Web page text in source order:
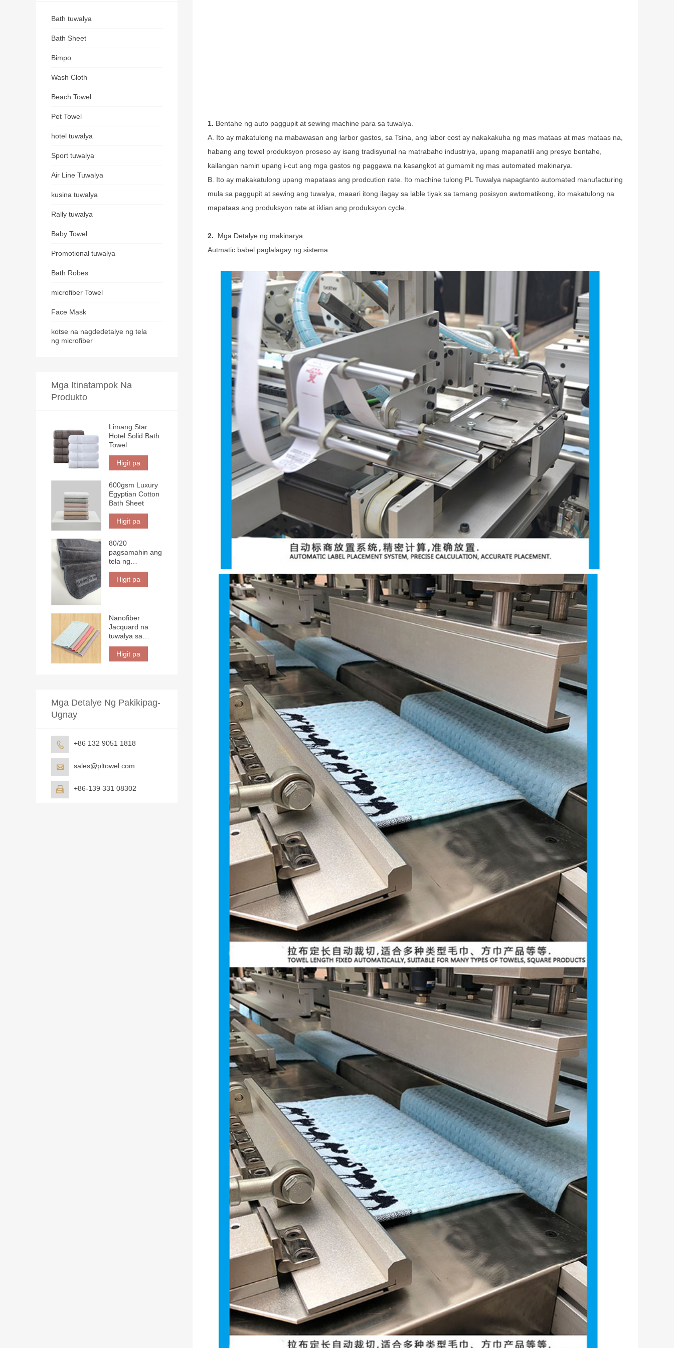
1. Bentahe ng auto paggupit at sewing machine para sa tuwalya.
A. Ito ay makatulong na mabawasan ang larbor gastos, sa Tsina, ang labor cost ay nakakakuha ng mas mataas at mas mataas na,
habang ang towel produksyon proseso ay isang tradisyunal na matrabaho industriya, upang mapanatili ang presyo bentahe,
kailangan namin upang i-cut ang mga gastos ng paggawa na kasangkot at gumamit ng mas automated makinarya.
B. Ito ay makakatulong upang mapataas ang prodcution rate. Ito machine tulong PL Tuwalya napagtanto automated manufacturing
mula sa paggupit at sewing ang tuwalya, maaari itong ilagay sa lable tiyak sa tamang posisyon awtomatikong, ito makatulong na
mapataas ang produksyon rate at iklian ang produksyon cycle.
2.
Mga Detalye ng makinarya
Autmatic babel paglalagay ng sistema
Bath tuwalya
Bath Sheet
Bimpo
Wash Cloth
Beach Towel
Pet Towel
hotel tuwalya
Sport tuwalya
Air Line Tuwalya
kusina tuwalya
Rally tuwalya
Baby Towel
Promotional tuwalya
Bath Robes
microfiber Towel
Face Mask
kotse na nagdedetalye ng tela
ng microfiber
Mga Itinatampok Na
Produkto
Limang Star
Hotel Solid Bath
Towel
Higit pa
600gsm Luxury
Egyptian Cotton
Bath Sheet
Higit pa
80/20
pagsamahin ang
tela ng
microfiber na
may mataas na
density na may
Higit pa
Nanofiber
Jacquard na
tuwalya sa
kusina
Higit pa
Mga Detalye Ng Pakikipag-
Ugnay
 +86 132 9051 1818
 sales@pltowel.com
 +86-139 331 08302